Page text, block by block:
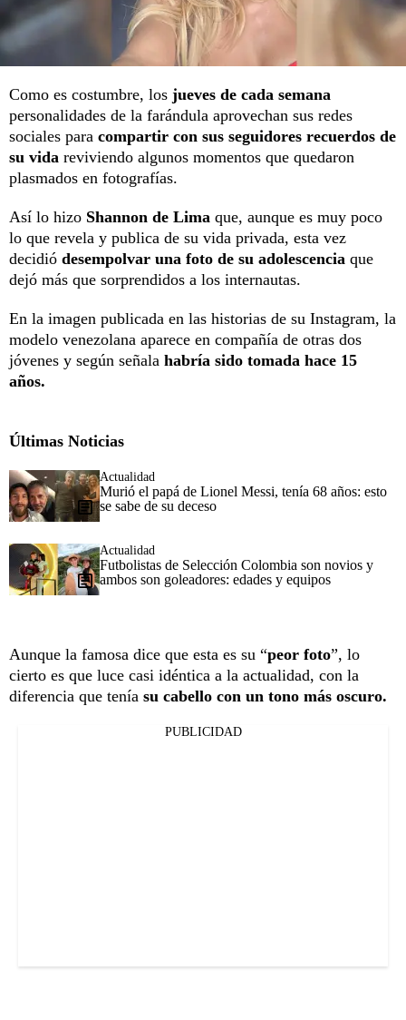
Como es costumbre, los jueves de cada semana
personalidades de la farándula aprovechan sus redes
sociales para compartir con sus seguidores recuerdos de
su vida reviviendo algunos momentos que quedaron
plasmados en fotografías.
Así lo hizo Shannon de Lima que, aunque es muy poco
lo que revela y publica de su vida privada, esta vez
decidió desempolvar una foto de su adolescencia que
dejó más que sorprendidos a los internautas.
En la imagen publicada en las historias de su Instagram, la
modelo venezolana aparece en compañía de otras dos
jóvenes y según señala habría sido tomada hace 15
años.
Últimas Noticias
Actualidad
Murió el papá de Lionel Messi, tenía 68 años: esto
se sabe de su deceso
Actualidad
Futbolistas de Selección Colombia son novios y
ambos son goleadores: edades y equipos
Aunque la famosa dice que esta es su “peor foto”, lo
cierto es que luce casi idéntica a la actualidad, con la
diferencia que tenía su cabello con un tono más oscuro.
PUBLICIDAD